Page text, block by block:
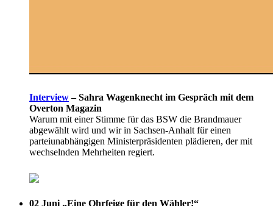
Interview– Sahra Wagenknecht im Gespräch mit dem
Overton Magazin
Warum mit einer Stimme für das BSW die Brandmauer
abgewählt wird und wir in Sachsen-Anhalt für einen
parteiunabhängigen Ministerpräsidenten plädieren, der mit
wechselnden Mehrheiten regiert.
02 Juni „Eine Ohrfeige für den Wähler!“